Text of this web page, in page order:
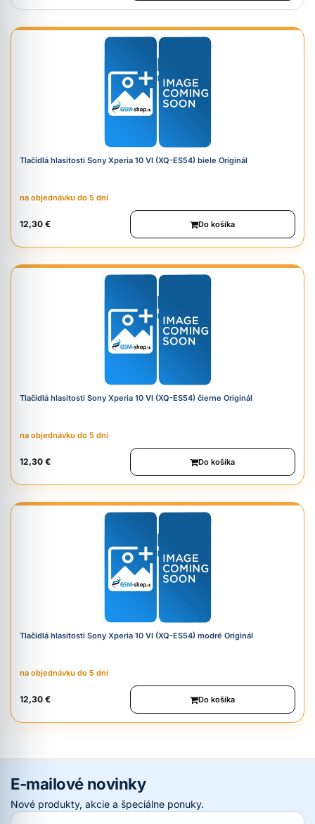
Tlačidlá hlasitosti Sony Xperia 10 VI (XQ-ES54) biele Originál
na objednávku do 5 dní
12,30 € Do košíka
Tlačidlá hlasitosti Sony Xperia 10 VI (XQ-ES54) čierne Originál
na objednávku do 5 dní
12,30 € Do košíka
Tlačidlá hlasitosti Sony Xperia 10 VI (XQ-ES54) modré Originál
na objednávku do 5 dní
12,30 € Do košíka
E-mailové novinky
Nové produkty, akcie a špeciálne ponuky.